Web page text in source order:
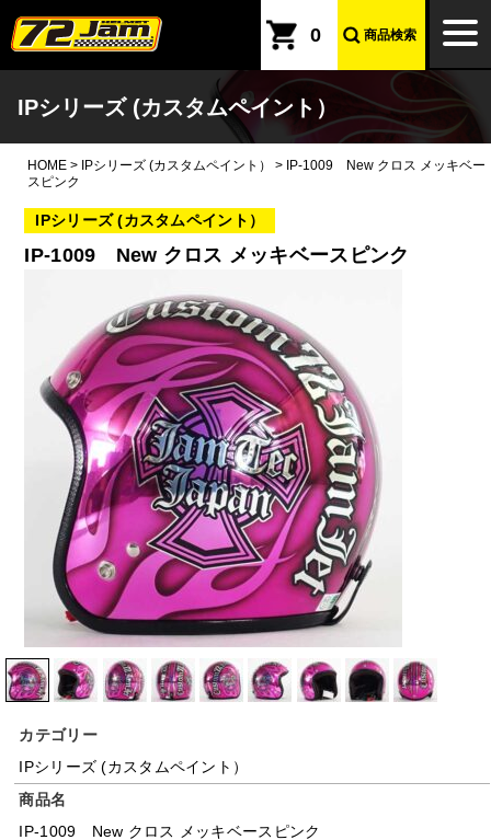
本文へ
0 商品検索
IPシリーズ (カスタムペイント）
HOME > IPシリーズ (カスタムペイント） > IP-1009 New クロス メッキベー
スピンク
IPシリーズ (カスタムペイント）
IP-1009 New クロス メッキベースピンク
カテゴリー
IPシリーズ (カスタムペイント）
商品名
IP-1009 New クロス メッキベースピンク